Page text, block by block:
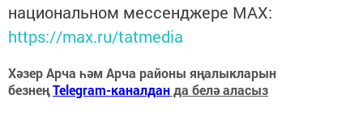
национальном мессенджере MАХ:
https://max.ru/tatmedia
Хәзер Арча һәм Арча районы яңалыкларын
безнеңTelegram-каналданда белә аласыз